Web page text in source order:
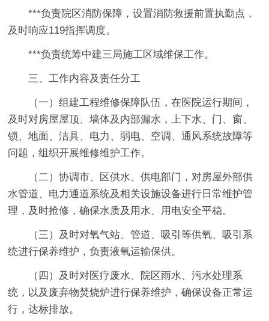
***负责院区消防保障，设置消防救援前置执勤点，
及时响应119指挥调度。
***负责统筹中建三局施工区域维保工作。
三、工作内容及责任分工
（一）组建工程维修保障队伍，在医院运行期间，
及时对房屋屋顶、墙体及内部漏水，上下水、门、窗、
锁、地面、洁具、电力、弱电、空调、通风系统故障等
问题，组织开展维修维护工作。
（二）协调市、区供水、供电部门，对房屋外部供
水管道、电力通道系统及相关设施设备进行日常维护管
理，及时抢修，确保水质及用水、用电安全平稳。
（三）及时对氧气站、管道、吸引等供氧、吸引系
统进行保养维护，负责液氧运输保供。
（四）及时对医疗废水、院区雨水、污水处理系
统，以及废弃物焚烧炉进行保养维护，确保设备正常运
行，达标排放。